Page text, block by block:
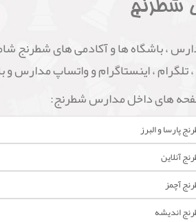
شطرنج
، باشگاه ها و آکادمی های شطرنج
تلگرام ، اینستاگرام و واتساپ مدارس
های داخل مدارس شطرنج:
پارسا و البرز
آنلاین
آچمز
انديشه